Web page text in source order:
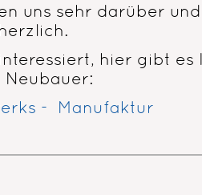
uns sehr darüber
hier gibt
Neubauer:
- Manufaktur